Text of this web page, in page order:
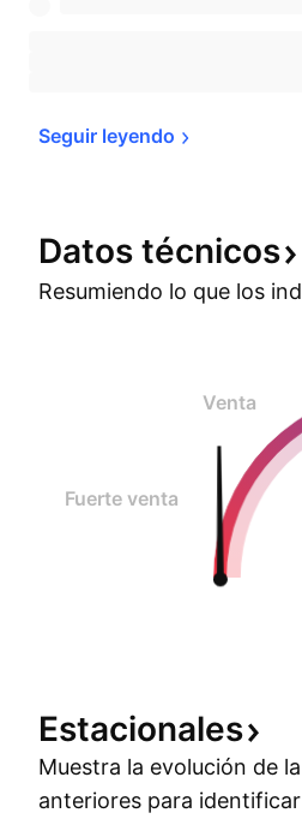
Seguir leyendo
Datos técnicos
Resumiendo lo que los
Venta
Fuerte venta
Estacionales
Muestra la evolución de
anteriores para